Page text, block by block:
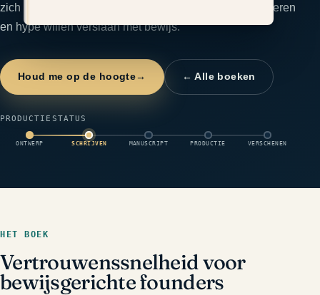
zich opstapelen. Voor founders die niet willen manipuleren
en hype willen verslaan met bewijs.
Houd me op de hoogte→ ← Alle boeken
PRODUCTIESTATUS
ONTWERP SCHRIJVEN MANUSCRIPT PRODUCTIE VERSCHENEN
HET BOEK
Vertrouwenssnelheid voor
bewijsgerichte founders